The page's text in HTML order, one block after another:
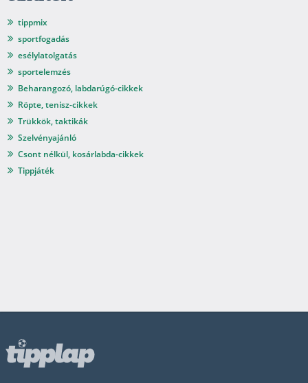
tippmix
sportfogadás
esélylatolgatás
sportelemzés
Beharangozó, labdarúgó-cikkek
Röpte, tenisz-cikkek
Trükkök, taktikák
Szelvényajánló
Csont nélkül, kosárlabda-cikkek
Tippjáték